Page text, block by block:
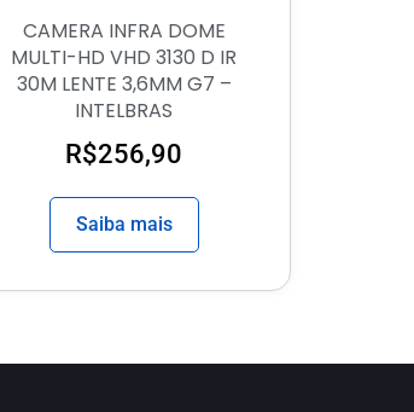
CAMERA INFRA DOME
MULTI-HD VHD 3130 D IR
30M LENTE 3,6MM G7 –
INTELBRAS
R$256,90
Saiba mais